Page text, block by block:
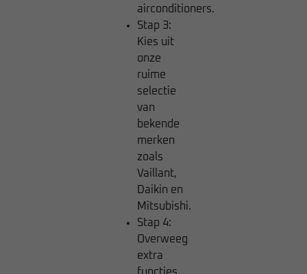
airconditioners.
Stap 3:
Kies uit
onze
ruime
selectie
van
bekende
merken
zoals
Vaillant,
Daikin en
Mitsubishi.
Stap 4:
Overweeg
extra